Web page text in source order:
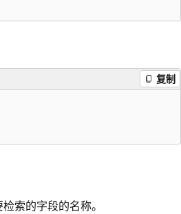
复制
索的字段的名称。